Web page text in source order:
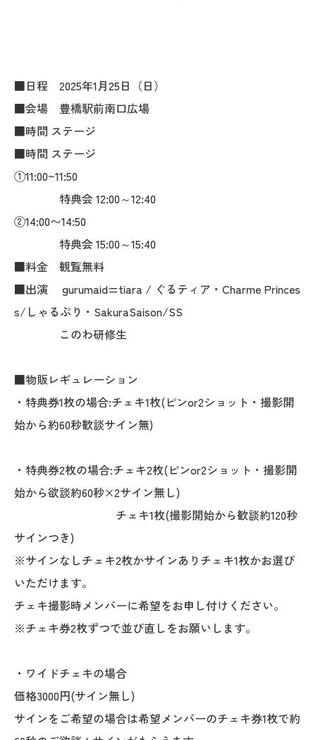
■日程 2025年1月25日（日）
■会場 豊橋駅前南口広場
■時間 ステージ
■時間 ステージ
①11:00~11:50
特典会 12:00～12:40
②14:00〜14:50
特典会 15:00～15:40
■料金 観覧無料
■出演 gurumaid=tiara / ぐるティア・Charme Princes
s/しゃるぷり・SakuraSaison/SS
このわ研修生
■物販レギュレーション
・特典券1枚の場合:チェキ1枚(ピンor2ショット・撮影開
始から約60秒歓談サイン無)
・特典券2枚の場合:チェキ2枚(ピンor2ショット・撮影開
始から欲談約60秒×2サイン無し)
チェキ1枚(撮影開始から歓談約120秒
サインつき)
※サインなしチェキ2枚かサインありチェキ1枚かお選び
いただけます。
チェキ撮影時メンバーに希望をお申し付けください。
※チェキ券2枚ずつで並び直しをお願いします。
・ワイドチェキの場合
価格3000円(サイン無し)
サインをご希望の場合は希望メンバーのチェキ券1枚で約